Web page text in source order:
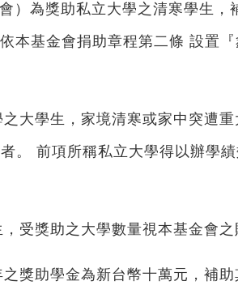
）為獎助私立大學之清寒學生，
本基金會捐助章程第二條 設置
大學生，家境清寒或家中突遭
。 前項所稱私立大學得以辦學
受獎助之大學數量視本基金會之
獎助學金為新台幣十萬元，補